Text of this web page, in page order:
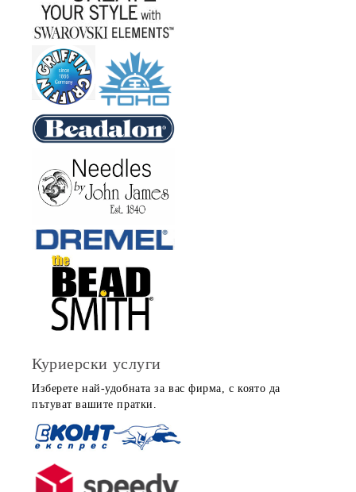
Куриерски услуги
Изберете най-удобната за вас фирма, с която да
пътуват вашите пратки.